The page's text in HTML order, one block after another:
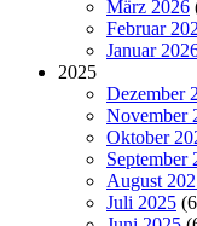
März 2026
Februar
Januar
2025
Dezember
November
Oktober
September
August
Juli 2025